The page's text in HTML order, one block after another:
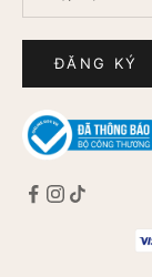
ĐĂNG KÝ